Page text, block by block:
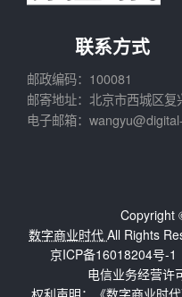
联系方式
邮政编码：100081
邮寄地址：北京市西城区
电子邮箱：
Copyright
数字商业时代 All Rights
京ICP备16018204号-1
电信业务经营许